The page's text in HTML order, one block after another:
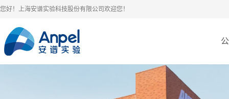
您好！上海安谱实验科技股份有限公司欢迎您！